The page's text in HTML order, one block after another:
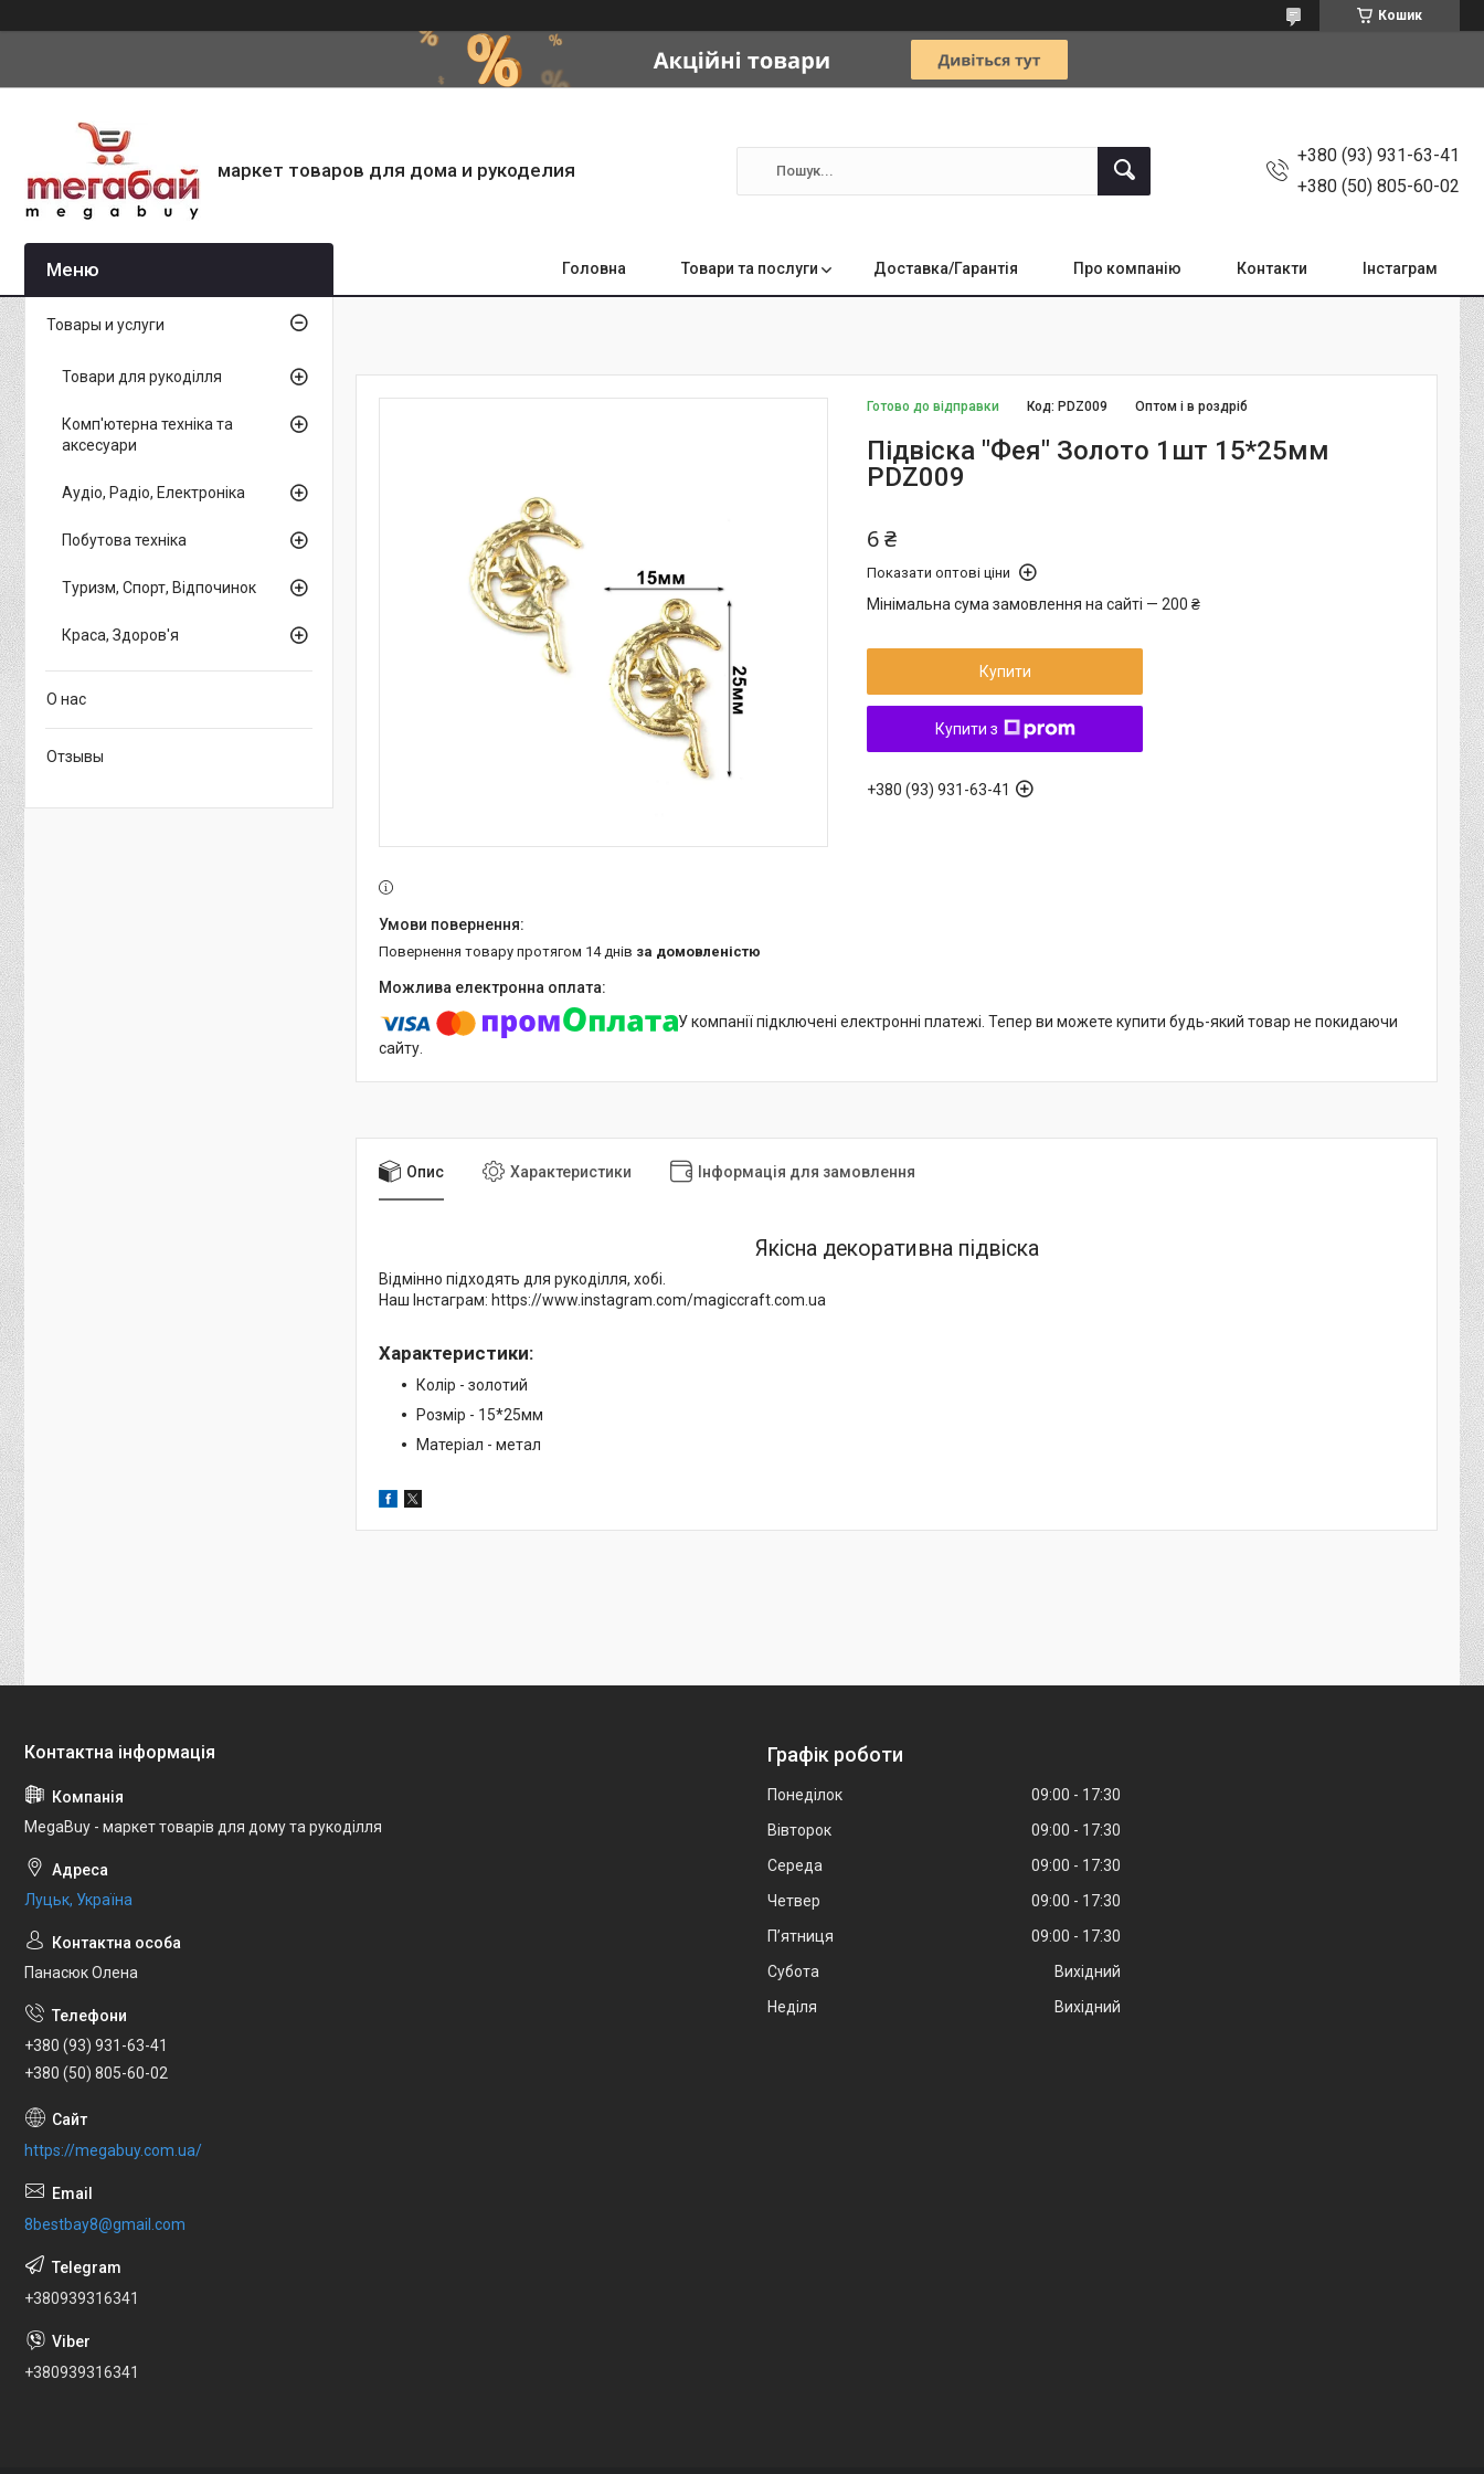
Кошик
маркет товаров для дома и рукоделия
+380 (93) 931-63-41
+380 (50) 805-60-02
Головна Товари та послуги Доставка/Гарантія Про компанію Контакти Інстаграм
Готово до відправки Оптом і в роздріб
Код: PDZ009
Підвіска "Фея" Золото 1шт 15*25мм
PDZ009
6 ₴
Показати оптові ціни
Мінімальна сума замовлення на сайті — 200 ₴
Купити
Купити з
+380 (93) 931-63-41
повернення товару протягом 14 днів за домовленістю
У компанії підключені електронні платежі. Тепер ви можете купити будь-який товар не покидаючи
сайту.
Опис Характеристики Інформація для замовлення
Якісна декоративна підвіска
Відмінно підходять для рукоділля, хобі.
Наш Інстаграм: https://www.instagram.com/magiccraft.com.ua
Характеристики:
Колір - золотий
Розмір - 15*25мм
Матеріал - метал
Товары и услуги
Товари для рукоділля
Комп'ютерна техніка та
аксесуари
Аудіо, Радіо, Електроніка
Побутова техніка
Туризм, Спорт, Відпочинок
Краса, Здоров'я
О нас
Отзывы
MegaBuy - маркет товарів для дому та рукоділля
Луцьк, Україна
Панасюк Олена
+380 (93) 931-63-41
+380 (50) 805-60-02
https://megabuy.com.ua/
8bestbay8@gmail.com
+380939316341
+380939316341
Графік роботи
Понеділок 09:00
17:30
Вівторок
09:00
17:30
Середа
09:00
17:30
Четвер
09:00
17:30
Пʼятниця
09:00
17:30
Субота
Вихідний
Неділя
Вихідний